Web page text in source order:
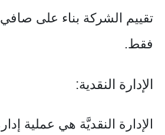
تقييم الشركة بناء على صافي
فقط.
الإدارة النقدية:
الإدارة النقديَّة هي عملية